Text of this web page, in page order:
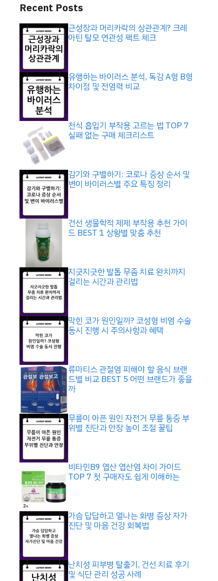
Recent Posts
근성장과 머리카락의 상관관계? 크레
아틴 탈모 연관성 팩트 체크
유행하는 바이러스 분석, 독감 A형 B형
차이점 및 전염력 비교
천식 흡입기 부작용 고르는 법 TOP 7
실패 없는 구매 체크리스트
감기와 구별하기: 코로나 증상 순서 및
변이 바이러스별 주요 특징 정리
건선 생물학적 제제 부작용 추천 가이
드 BEST 1 상황별 맞춤 추천
지긋지긋한 발톱 무좀 치료 완치까지
걸리는 시간과 관리법
막힌 코가 원인일까? 코성형 비염 수술
동시 진행 시 주의사항과 혜택
류마티스 관절염 피해야 할 음식 브랜
드별 비교 BEST 5 어떤 브랜드가 좋을
까
무릎이 아픈 원인 자전거 무릎 통증 부
위별 진단과 안장 높이 조절 꿀팁
비타민B9 엽산 엽산염 차이 가이드
TOP 7 첫 구매자도 쉽게 이해하는
가슴 답답하고 열나는 화병 증상 자가
진단 및 마음 건강 회복법
난치성 피부병 탈출기, 건선 치료 후기
및 식단 관리 성공 사례